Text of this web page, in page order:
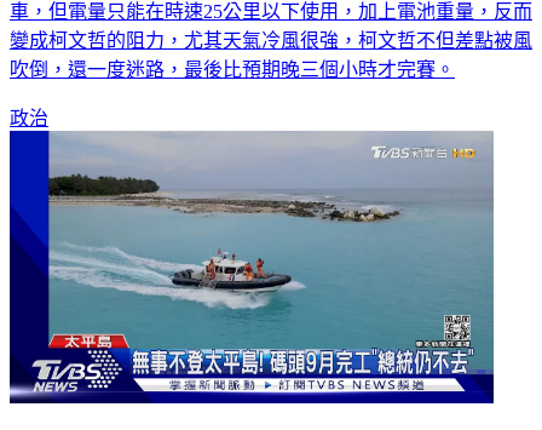
車，但電量只能在時速25公里以下使用，加上電池重量，反而
變成柯文哲的阻力，尤其天氣冷風很強，柯文哲不但差點被風
吹倒，還一度迷路，最後比預期晚三個小時才完賽。
政治